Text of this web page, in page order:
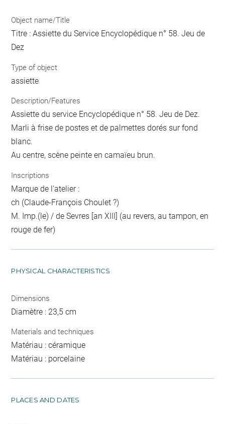
Object name/Title
Titre : Assiette du Service Encyclopédique n° 58. Jeu de
Dez
Type of object
assiette
Description/Features
Assiette du service Encyclopédique n° 58. Jeu de Dez.
Marli à frise de postes et de palmettes dorés sur fond
blanc.
Au centre, scène peinte en camaïeu brun.
Inscriptions
Marque de l'atelier :
ch (Claude-François Choulet ?)
M. Imp.(le) / de Sevres [an XIII] (au revers, au tampon, en
rouge de fer)
PHYSICAL CHARACTERISTICS
Dimensions
Diamètre : 23,5 cm
Materials and techniques
Matériau : céramique
Matériau : porcelaine
PLACES AND DATES